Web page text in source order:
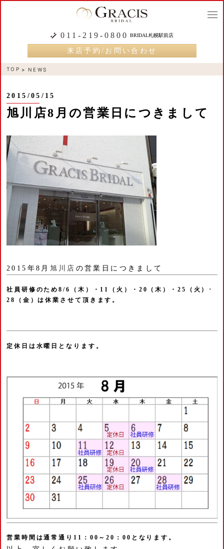
011-219-0800 BRIDAL札幌駅前店
来店予約/お問い合わせ
TOP NEWS
2015/05/15
旭川店8月の営業日につきまして
2015年8月 旭川店 の営業日につきまして
社員研修のため8/6（木）・11（火）・20（木）・25（火）･
28（金）は休業させて頂きます。
定休日は水曜日となります。
営業時間は通常通り11：00～20：00となります。